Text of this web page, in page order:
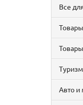
Все
Авто и